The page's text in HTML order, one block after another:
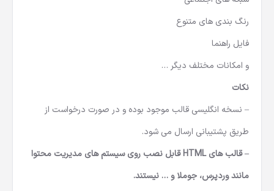
رنگ بندی های متنوع
فایل راهنما
و امکانات مختلف دیگر …
نکات
– نسخه انگلیسی قالب موجود بوده و در صورت درخواست از
طریق پشتیبانی ارسال می شود.
– قالب های HTML قابل نصب روی سیستم های مدیریت محتوا
مانند وردپرس، جوملا و … نیستند.